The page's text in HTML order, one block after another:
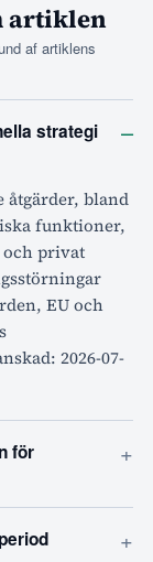
artiklen
af artiklens
strategi
–
åtgärder, bland
funktioner,
privat
EU och
2026-07-
för
+
+